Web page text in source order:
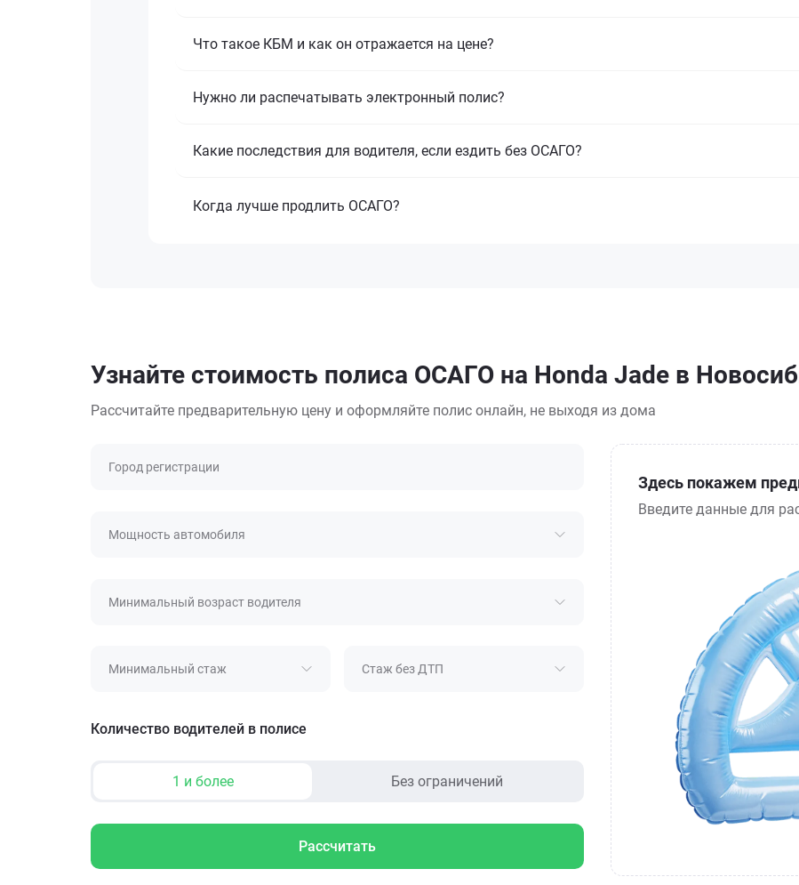
Что такое КБМ и как он отражается на цене?
Нужно ли распечатывать электронный полис?
Какие последствия для водителя, если ездить без ОСАГО?
Когда лучше продлить ОСАГО?
Узнайте стоимость полиса ОСАГО на Honda Jade в
Рассчитайте предварительную цену и оформляйте полис онлайн, не выходя из дома
Город регистрации
Мощность автомобиля
Минимальный возраст водителя
Минимальный стаж Стаж без ДТП
Количество водителей в полисе
1 и более Без ограничений
Рассчитать
Здесь покажем
Введите данные для